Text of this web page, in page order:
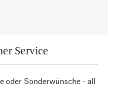
Service
oder Sonderwünsche - all